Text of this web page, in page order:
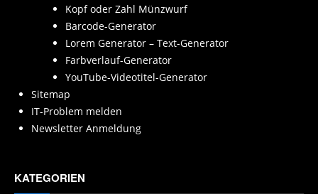
Kopf oder Zahl Münzwurf
Barcode-Generator
Lorem Generator – Text-Generator
Farbverlauf-Generator
YouTube-Videotitel-Generator
Sitemap
IT-Problem melden
Newsletter Anmeldung
KATEGORIEN